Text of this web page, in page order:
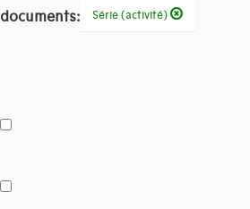
documents: Série (activité)